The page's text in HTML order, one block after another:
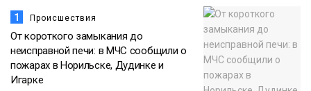
1 Происшествия
От короткого замыкания до
неисправной печи: в МЧС сообщили о
пожарах в Норильске, Дудинке и
Игарке